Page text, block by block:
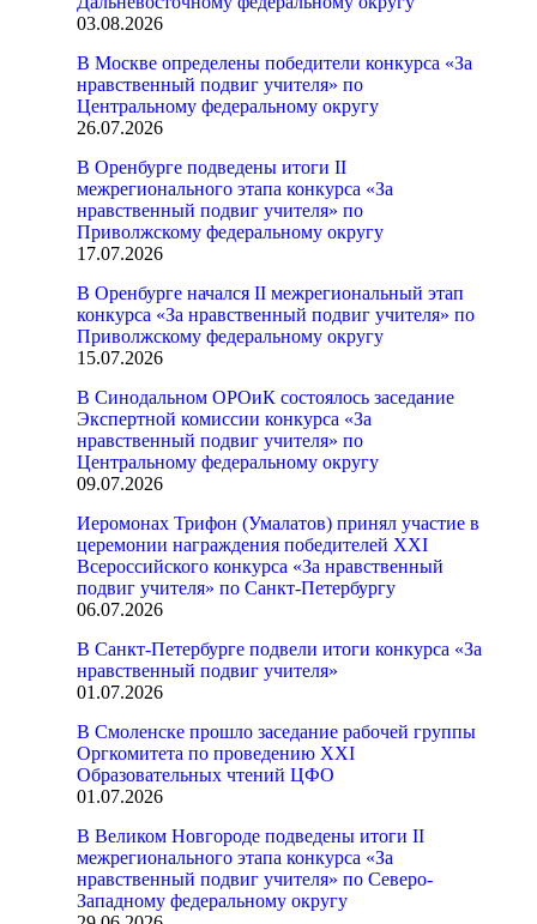
03.08.2026
В Москве определены победители конкурса «За
нравственный подвиг учителя» по
Центральному федеральному округу
26.07.2026
В Оренбурге подведены итоги II
межрегионального этапа конкурса «За
нравственный подвиг учителя» по
Приволжскому федеральному округу
17.07.2026
В Оренбурге начался II межрегиональный этап
конкурса «За нравственный подвиг учителя» по
Приволжскому федеральному округу
15.07.2026
В Синодальном ОРОиК состоялось заседание
Экспертной комиссии конкурса «За
нравственный подвиг учителя» по
Центральному федеральному округу
09.07.2026
Иеромонах Трифон (Умалатов) принял участие в
церемонии награждения победителей XXI
Всероссийского конкурса «За нравственный
подвиг учителя» по Санкт-Петербургу
06.07.2026
В Санкт-Петербурге подвели итоги конкурса «За
нравственный подвиг учителя»
01.07.2026
В Смоленске прошло заседание рабочей группы
Оргкомитета по проведению XXI
Образовательных чтений ЦФО
01.07.2026
В Великом Новгороде подведены итоги II
межрегионального этапа конкурса «За
нравственный подвиг учителя» по Северо-
Западному федеральному округу